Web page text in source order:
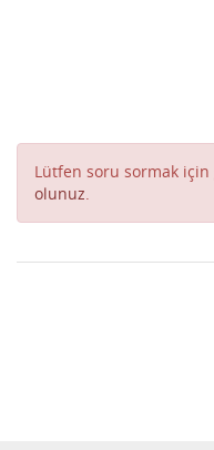
Lütfen soru sormak için
olunuz.